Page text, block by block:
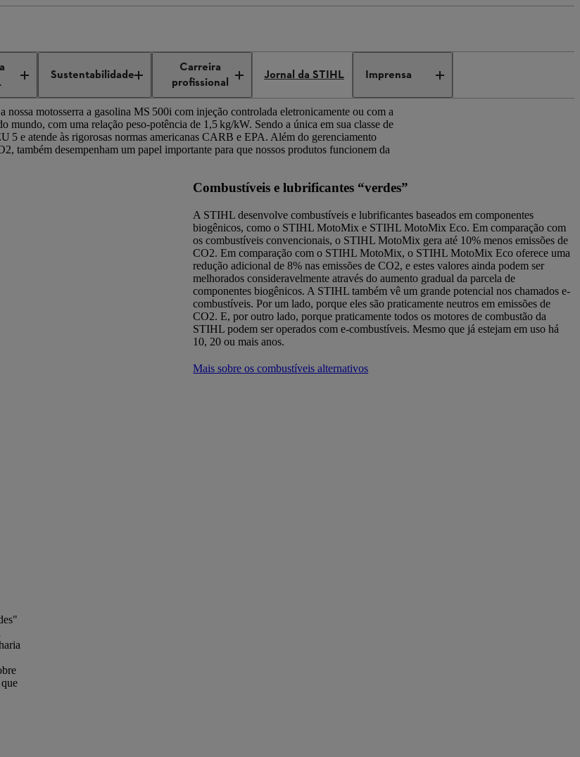
Sustentabilidade
Carreira
profissional
Jornal da STIHL Imprensa
motosserra a gasolina MS 500i com injeção controlada eletronicamente ou com a
com uma relação peso-potência de 1,5 kg/kW. Sendo a única em sua classe de
5 e atende às rigorosas normas americanas CARB e EPA. Além do gerenciamento
também desempenham um papel importante para que nossos produtos funcionem da
Combustíveis e lubrificantes “verdes”
A STIHL desenvolve combustíveis e lubrificantes baseados em componentes
biogênicos, como o STIHL MotoMix e STIHL MotoMix Eco. Em comparação com
os combustíveis convencionais, o STIHL MotoMix gera até 10% menos emissões de
CO2. Em comparação com o STIHL MotoMix, o STIHL MotoMix Eco oferece uma
redução adicional de 8% nas emissões de CO2, e estes valores ainda podem ser
melhorados consideravelmente através do aumento gradual da parcela de
componentes biogênicos. A STIHL também vê um grande potencial nos chamados e-
combustíveis. Por um lado, porque eles são praticamente neutros em emissões de
CO2. E, por outro lado, porque praticamente todos os motores de combustão da
STIHL podem ser operados com e-combustíveis. Mesmo que já estejam em uso há
10, 20 ou mais anos.
Mais sobre os combustíveis alternativos